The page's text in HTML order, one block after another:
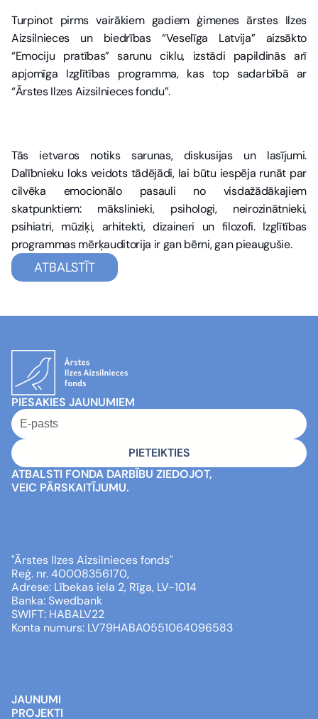
Turpinot pirms vairākiem gadiem ģimenes ārstes Ilzes
Aizsilnieces un biedrības “Veselīga Latvija” aizsākto
“Emociju pratības” sarunu ciklu, izstādi papildinās arī
apjomīga Izglītības programma, kas top sadarbībā ar
“Ārstes Ilzes Aizsilnieces fondu”.
Tās ietvaros notiks sarunas, diskusijas un lasījumi.
Dalībnieku loks veidots tādējādi, lai būtu iespēja runāt par
cilvēka emocionālo pasauli no visdažādākajiem
skatpunktiem: mākslinieki, psihologi, neirozinātnieki,
psihiatri, mūziķi, arhitekti, dizaineri un filozofi. Izglītības
programmas mērķauditorija ir gan bērni, gan pieaugušie.
ATBALSTĪT
PIESAKIES JAUNUMIEM
ATBALSTI FONDA DARBĪBU ZIEDOJOT,
VEIC PĀRSKAITĪJUMU.
"Ārstes Ilzes Aizsilnieces fonds"
Reģ. nr. 40008356170,
Adrese: Lībekas iela 2, Rīga, LV-1014
Banka: Swedbank
SWIFT: HABALV22
Konta numurs: LV79HABA0551064096583
JAUNUMI
PROJEKTI